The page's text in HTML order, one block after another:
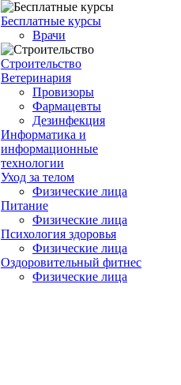
Бесплатные курсы
Врачи
Строительство
Ветеринария
Провизоры
Фармацевты
Дезинфекция
Информатика и
информационные
технологии
Уход за телом
Физические лица
Питание
Физические лица
Психология здоровья
Физические лица
Оздоровительный фитнес
Физические лица